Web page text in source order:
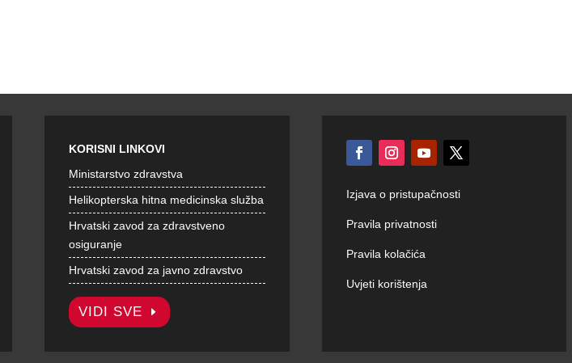
KORISNI LINKOVI
Ministarstvo zdravstva
Helikopterska hitna medicinska služba
Hrvatski zavod za zdravstveno
osiguranje
Hrvatski zavod za javno zdravstvo
VIDI SVE
Izjava o pristupačnosti
Pravila privatnosti
Pravila kolačića
Uvjeti korištenja